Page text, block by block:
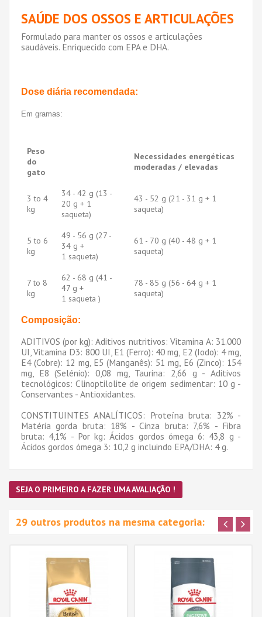
SAÚDE DOS OSSOS E ARTICULAÇÕES
Formulado para manter os ossos e articulações
saudáveis. Enriquecido com EPA e DHA.
Dose diária recomendada:
Em gramas:
Peso
do
gato
Necessidades energéticas
moderadas / elevadas
3 to 4
kg
34 - 42 g (13 -
20 g + 1
saqueta)
43 - 52 g (21 - 31 g + 1
saqueta)
5 to 6
kg
49 - 56 g (27 -
34 g +
1 saqueta)
61 - 70 g (40 - 48 g + 1
saqueta)
7 to 8
kg
62 - 68 g (41 -
47 g +
1 saqueta )
78 - 85 g (56 - 64 g + 1
saqueta)
Composição:
ADITIVOS (por kg): Aditivos nutritivos: Vitamina A: 31.000
UI, Vitamina D3: 800 UI, E1 (Ferro): 40 mg, E2 (Iodo): 4 mg,
E4 (Cobre): 12 mg, E5 (Manganês): 51 mg, E6 (Zinco): 154
mg, E8 (Selénio): 0,08 mg, Taurina: 2,66 g - Aditivos
tecnológicos: Clinoptilolite de origem sedimentar: 10 g -
Conservantes - Antioxidantes.
CONSTITUINTES ANALÍTICOS: Proteína bruta: 32% -
Matéria gorda bruta: 18% - Cinza bruta: 7,6% - Fibra
bruta: 4,1% - Por kg: Ácidos gordos ómega 6: 43,8 g -
Ácidos gordos ómega 3: 10,2 g incluindo EPA/DHA: 4 g.
SEJA O PRIMEIRO A FAZER UMA AVALIAÇÃO !
29 outros produtos na mesma categoria: